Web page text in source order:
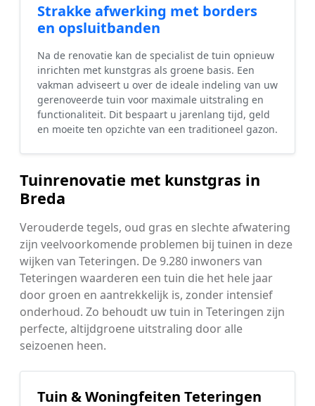
Strakke afwerking met borders
en opsluitbanden
Na de renovatie kan de specialist de tuin opnieuw
inrichten met kunstgras als groene basis. Een
vakman adviseert u over de ideale indeling van uw
gerenoveerde tuin voor maximale uitstraling en
functionaliteit. Dit bespaart u jarenlang tijd, geld
en moeite ten opzichte van een traditioneel gazon.
Tuinrenovatie met kunstgras in
Breda
Verouderde tegels, oud gras en slechte afwatering
zijn veelvoorkomende problemen bij tuinen in deze
wijken van Teteringen. De 9.280 inwoners van
Teteringen waarderen een tuin die het hele jaar
door groen en aantrekkelijk is, zonder intensief
onderhoud. Zo behoudt uw tuin in Teteringen zijn
perfecte, altijdgroene uitstraling door alle
seizoenen heen.
Tuin & Woningfeiten Teteringen